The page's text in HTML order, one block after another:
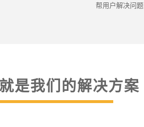
帮用户解决问题
是我们的解决方案